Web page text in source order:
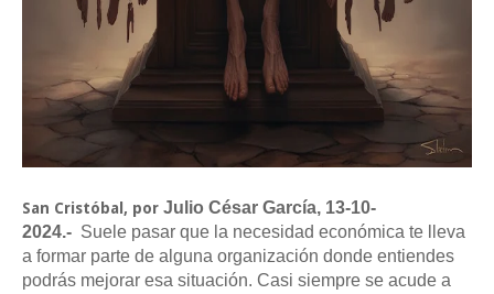
San Cristóbal, por Julio César García, 13-10-
2024.- Suele pasar que la necesidad económica te lleva
a formar parte de alguna organización donde entiendes
podrás mejorar esa situación. Casi siempre se acude a